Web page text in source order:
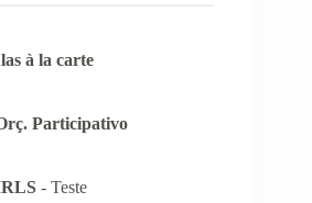
à la carte
Participativo
- Teste